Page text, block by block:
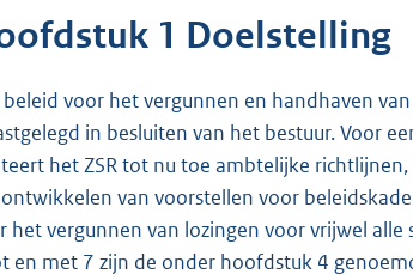
1 Doelstelling
voor het vergunnen en handhaven
in besluiten van het bestuur. Voor
het ZSR tot nu toe ambtelijke
van voorstellen voor
het vergunnen van lozingen voor vrijwel
en met 7 zijn de onder hoofdstuk 4